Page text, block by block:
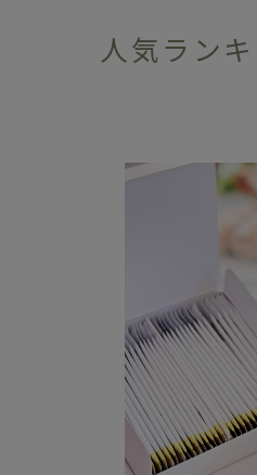
人気ラン